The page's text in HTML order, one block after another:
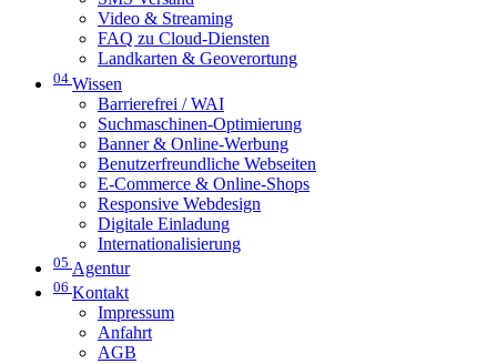
Video & Streaming
FAQ zu Cloud-Diensten
Landkarten & Geoverortung
04 Wissen
Barrierefrei / WAI
Suchmaschinen-Optimierung
Banner & Online-Werbung
Benutzerfreundliche Webseiten
E-Commerce & Online-Shops
Responsive Webdesign
Digitale Einladung
Internationalisierung
05 Agentur
06 Kontakt
Impressum
Anfahrt
AGB